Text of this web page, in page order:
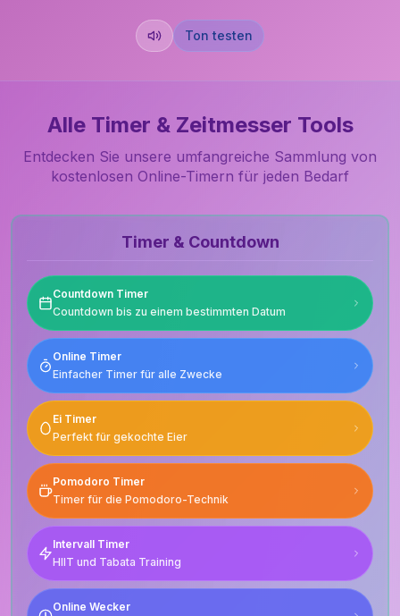
Ton testen
Alle Timer & Zeitmesser Tools
Entdecken Sie unsere umfangreiche Sammlung von
kostenlosen Online-Timern für jeden Bedarf
Timer & Countdown
Countdown Timer
Countdown bis zu einem bestimmten Datum
Online Timer
Einfacher Timer für alle Zwecke
Ei Timer
Perfekt für gekochte Eier
Pomodoro Timer
Timer für die Pomodoro-Technik
Intervall Timer
HIIT und Tabata Training
Online Wecker